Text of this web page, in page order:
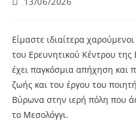
Είμαστε ιδιαίτερα
του Ερευνητικού Κέντρου
έχει παγκόσμια απήχηση και
ζωής και του έργου του
Βύρωνα στην ιερή πόλη που
το Μεσολόγγι.